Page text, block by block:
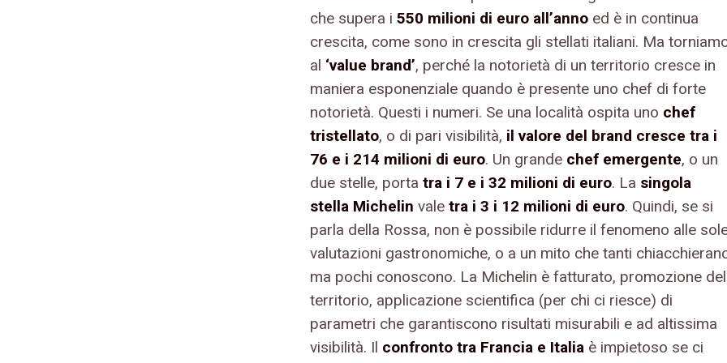
che supera i 550 milioni di euro all’anno ed è in continua
crescita, come sono in crescita gli stellati italiani. Ma
al ‘value brand’, perché la notorietà di un territorio cresce in
maniera esponenziale quando è presente uno chef di forte
notorietà. Questi i numeri. Se una località ospita uno chef
tristellato, o di pari visibilità, il valore del brand cresce tra i
76 e i 214 milioni di euro. Un grande chef emergente, o un
due stelle, porta tra i 7 e i 32 milioni di euro. La singola
stella Michelin vale tra i 3 i 12 milioni di euro. Quindi, se si
parla della Rossa, non è possibile ridurre il fenomeno alle
valutazioni gastronomiche, o a un mito che tanti
ma pochi conoscono. La Michelin è fatturato, promozione del
territorio, applicazione scientifica (per chi ci riesce) di
parametri che garantiscono risultati misurabili e ad altissima
visibilità. Il confronto tra Francia e Italia è impietoso se ci